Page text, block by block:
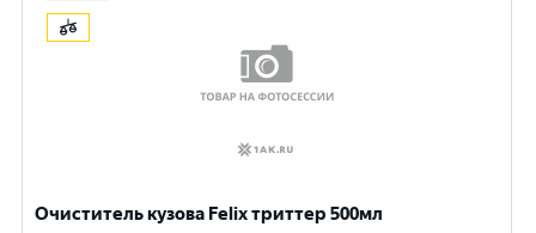
Очиститель кузова Felix триттер 500мл